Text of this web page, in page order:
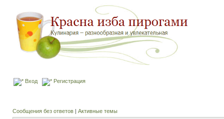
Вход Регистрация
Сообщения без ответов | Активные темы